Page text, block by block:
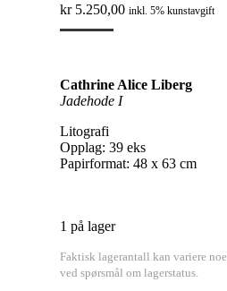
kr5.250,00 inkl. 5% kunstavgift
Cathrine Alice Liberg
Jadehode I
Litografi
Opplag: 39 eks
Papirformat: 48 x 63 cm
1 på lager
Faktisk lagerantall kan variere
ved spørsmål om lagerstatus.